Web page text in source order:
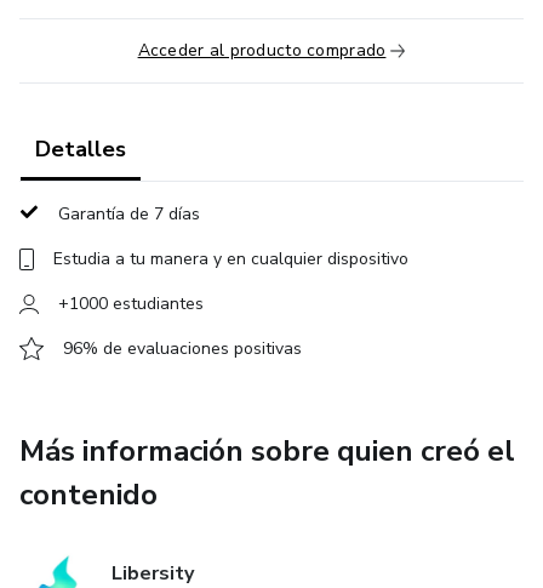
Acceder al producto comprado
Detalles
Garantía de 7 días
Estudia a tu manera y en cualquier dispositivo
+1000 estudiantes
96% de evaluaciones positivas
Más información sobre quien creó el
contenido
Libersity